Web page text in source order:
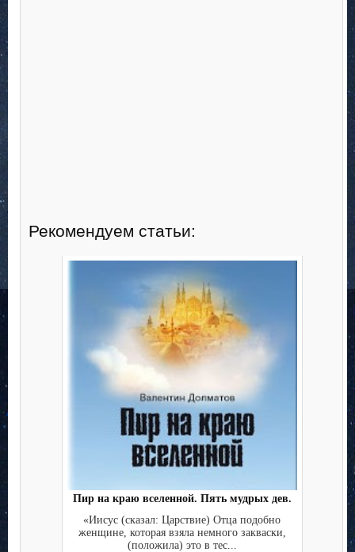
Рекомендуем статьи:
Пир на краю вселенной. Пять мудрых дев.
«Иисус (сказал: Царствие) Отца подобно
женщине, которая взяла немного закваски,
(положила) это в тес...